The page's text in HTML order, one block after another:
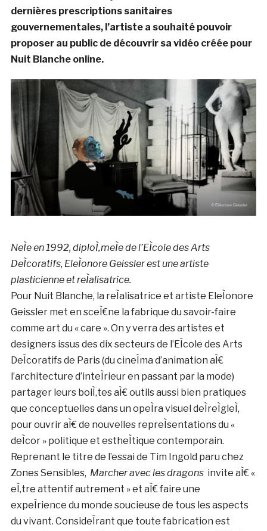
dernières prescriptions sanitaires
gouvernementales, l’artiste a souhaité pouvoir
proposer au public de découvrir sa vidéo créée pour
Nuit Blanche online.
NeÌe en 1992, diploÌ‚meÌe de l’EÌcole des Arts
DeÌcoratifs, EleÌonore Geissler est une artiste
plasticienne et reÌalisatrice.
Pour Nuit Blanche, la reÌalisatrice et artiste EleÌonore
Geissler met en sceÌ€ne la fabrique du savoir-faire
comme art du « care ». On y verra des artistes et
designers issus des dix secteurs de l’EÌcole des Arts
DeÌcoratifs de Paris (du cineÌma d’animation aÌ€
l’architecture d’inteÌrieur en passant par la mode)
partager leurs boiÌ‚tes aÌ€ outils aussi bien pratiques
que conceptuelles dans un opeÌra visuel deÌreÌgleÌ,
pour ouvrir aÌ€ de nouvelles repreÌsentations du «
deÌcor » politique et estheÌtique contemporain.
Reprenant le titre de l’essai de Tim Ingold paru chez
Zones Sensibles, Marcher avec les dragonsinvite aÌ€ «
eÌ‚tre attentif autrement » et aÌ€ faire une
expeÌrience du monde soucieuse de tous les aspects
du vivant. ConsideÌrant que toute fabrication est